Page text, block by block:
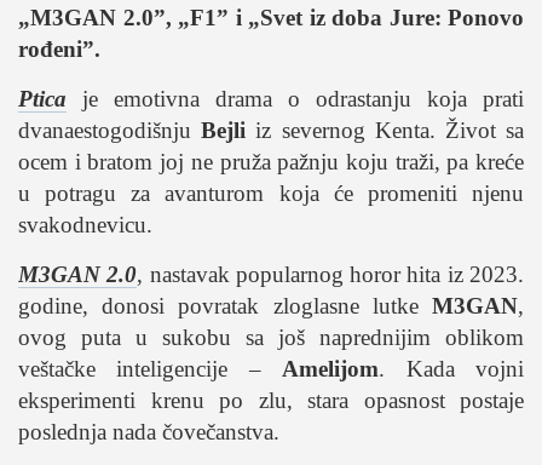
zabava
muzika
putovanja
moda i stil
studenti
organizacije
fakulteti
studentski život
zdravlje
it
kolumna
„M3GAN 2.0”, „F1” i „Svet iz doba Jure: Ponovo
rođeni”.
Ptica
je emotivna drama o odrastanju koja prati
dvanaestogodišnjuBejli iz severnog Kenta. Život sa
ocem i bratom joj ne pruža pažnju koju traži, pa kreće
u potragu za avanturom koja će promeniti njenu
svakodnevicu.
M3GAN 2.0, nastavak popularnog horor hita iz 2023.
godine, donosi povratak zloglasne lutke M3GAN,
ovog puta u sukobu sa još naprednijim oblikom
veštačke inteligencije – Amelijom. Kada vojni
eksperimenti krenu po zlu, stara opasnost postaje
poslednja nada čovečanstva.